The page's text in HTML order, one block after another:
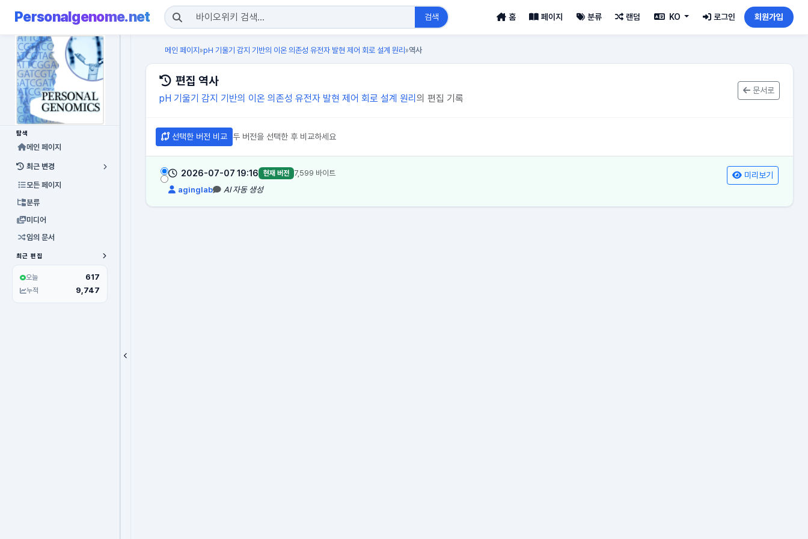
Personalgenome.net 검색 홈 페이지 분류 랜덤 KO 로그인 회원가입
탐색
메인 페이지
최근 변경
모든 페이지
분류
미디어
임의 문서
최근 편집
오늘 617
누적 9,747
메인 페이지 »pH 기울기 감지 기반의 이온 의존성 유전자 발현 제어 회로 설계 원리 »역사
편집 역사
pH 기울기 감지 기반의 이온 의존성 유전자 발현 제어 회로 설계 원리의 편집 기록
문서로
선택한 버전 비교 두 버전을 선택한 후 비교하세요
2026-07-07 19:16 현재 버전 7,599 바이트
aginglab AI 자동 생성
미리보기